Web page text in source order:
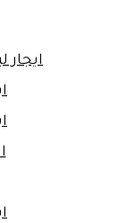
ايجار